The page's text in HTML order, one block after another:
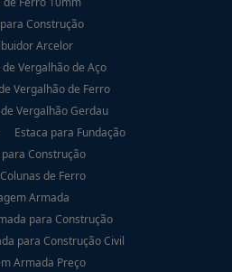
Construção
Arcelor
Vergalhão de Aço
Vergalhão de Ferro
Vergalhão Gerdau
Estaca para Fundação
para Construção
de Ferro
Armada
para Construção
para Construção Civil
Armada Preço